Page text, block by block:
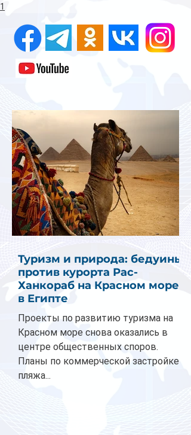
1
Туризм и природа: бедуины
против курорта Рас-
Ханкораб на Красном море
в Египте
Проекты по развитию туризма на
Красном море снова оказались в
центре общественных споров.
Планы по коммерческой застройке
пляжа...